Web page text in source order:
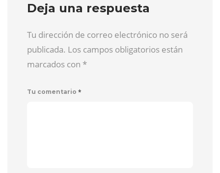
Deja una respuesta
Tu dirección de correo electrónico no será
publicada. Los campos obligatorios están
marcados con *
Tu comentario *